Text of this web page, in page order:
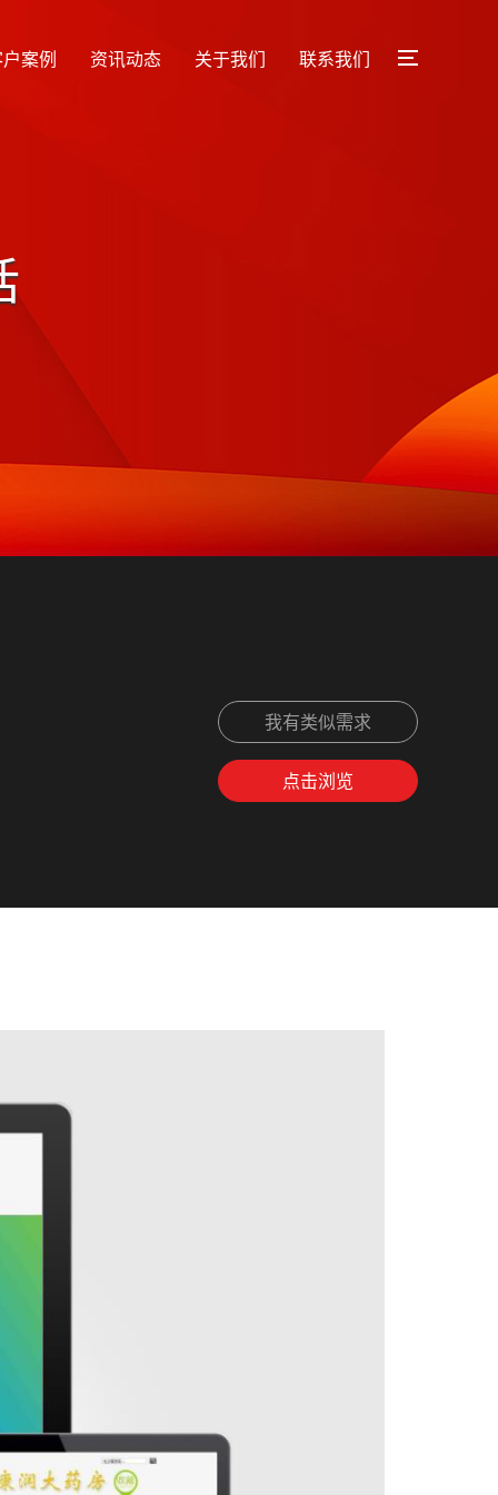
案例 资讯动态 关于我们 联系我们
我有类似需求
点击浏览